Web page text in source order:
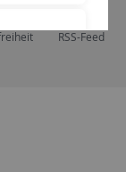
RSS-Feed